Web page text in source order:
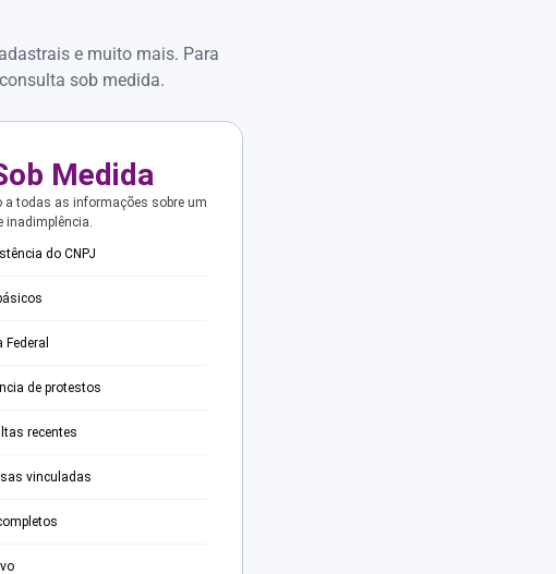
e muito mais. Para
sob medida.
Medida
a todas as informações sobre um
inadimplência.
do CNPJ
de protestos
recentes
vinculadas